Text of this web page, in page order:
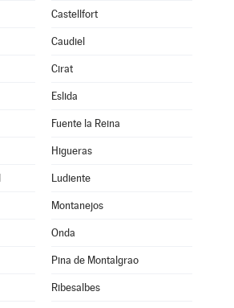
Castellfort
Caudiel
Cirat
Eslida
Fuente la Reina
Higueras
Ludiente
Montanejos
Onda
Pina de Montalgrao
Ribesalbes